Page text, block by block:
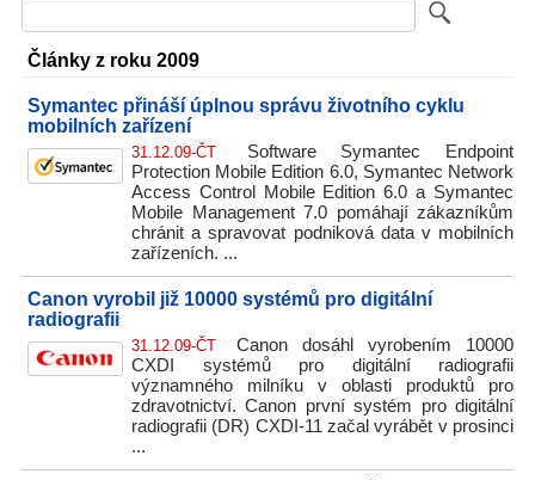
Články z roku 2009
Symantec přináší úplnou správu životního cyklu
mobilních zařízení
31.12.09-ČT
Software Symantec Endpoint
Protection Mobile Edition 6.0, Symantec Network
Access Control Mobile Edition 6.0 a Symantec
Mobile Management 7.0 pomáhají zákazníkům
chránit a spravovat podniková data v mobilních
zařízeních. ...
Canon vyrobil již 10000 systémů pro digitální
radiografii
31.12.09-ČT
Canon dosáhl vyrobením 10000
CXDI systémů pro digitální radiografii
významného milníku v oblasti produktů pro
zdravotnictví. Canon první systém pro digitální
radiografii (DR) CXDI-11 začal vyrábět v prosinci
...